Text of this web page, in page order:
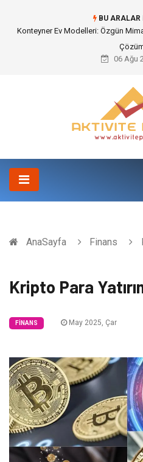
BU ARALAR
Nakliye Nedir ve Tedarik
06 Ağu
AnaSayfa Finans
Kripto Para
FINANS May 2025, Çar